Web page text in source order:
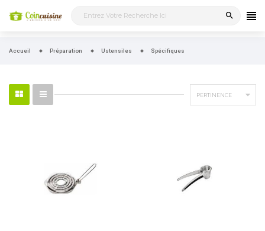
search
Accueil Préparation Ustensiles Spécifiques
PERTINENCE 